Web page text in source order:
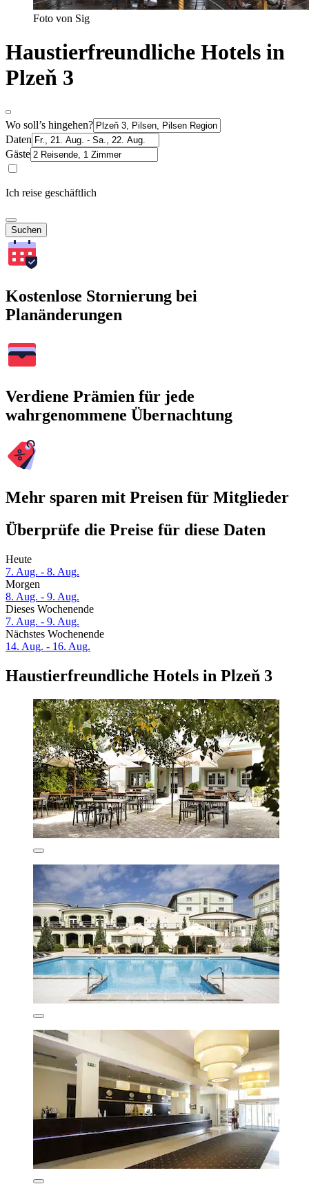
Foto von Sig
Haustierfreundliche Hotels in
Plzeň 3
Wo soll’s hingehen?
Daten
Gäste
Ich reise geschäftlich
Suchen
Kostenlose Stornierung bei
Planänderungen
Verdiene Prämien für jede
wahrgenommene Übernachtung
Mehr sparen mit Preisen für Mitglieder
Überprüfe die Preise für diese Daten
Heute
7. Aug. - 8. Aug.
Morgen
8. Aug. - 9. Aug.
Dieses Wochenende
7. Aug. - 9. Aug.
Nächstes Wochenende
14. Aug. - 16. Aug.
Haustierfreundliche Hotels in Plzeň 3